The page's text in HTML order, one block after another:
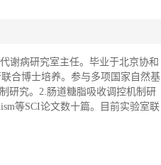
谢病研究室主任。毕业于北京协和
合博士培养。参与多项国家自然基
研究。 2.肠道糖脂吸收调控机制研
等SCI论文数十篇。目前实验室联